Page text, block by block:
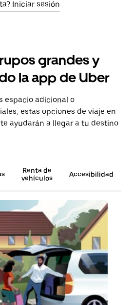
Iniciar sesión
grandes y
la app de Uber
espacio adicional o
estas opciones de viaje en
ayudarán a llegar a tu destino
Renta de
vehículos
Accesibilidad